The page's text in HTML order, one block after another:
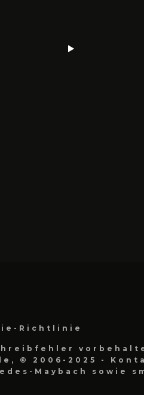
Richtlinie
© 2006-2025 -
Maybach sowie